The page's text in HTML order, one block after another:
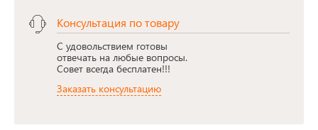
Консультация по товару
С удовольствием готовы
отвечать на любые вопросы.
Совет всегда бесплатен!!!
Заказать консультацию